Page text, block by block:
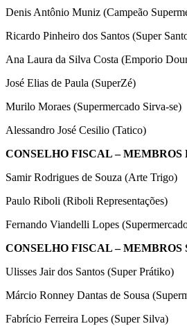
Denis Antônio Muniz (Campeão
Ricardo Pinheiro dos Santos (Super
Ana Laura da Silva Costa (Emporio
José Elias de Paula (SuperZé)
Murilo Moraes (Supermercado Sirva-se)
Alessandro José Cesilio (Tatico)
CONSELHO FISCAL – MEMBROS
Samir Rodrigues de Souza (Arte Trigo)
Paulo Riboli (Riboli Representações)
Fernando Viandelli Lopes
CONSELHO FISCAL – MEMBROS
Ulisses Jair dos Santos (Super Prátiko)
Márcio Ronney Dantas de Sousa
Fabrício Ferreira Lopes (Super Silva)